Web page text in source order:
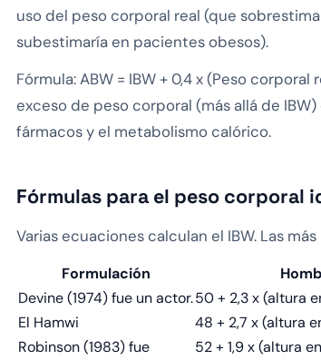
uso del peso corporal real (que
subestimaría en pacientes obesos).
Fórmula: ABW = IBW + 0,4 x (Peso
exceso de peso corporal (más allá de
fármacos y el metabolismo calórico.
Fórmulas para el peso corporal
Varias ecuaciones calculan el IBW. Las
Formulación
Devine (1974) fue un actor.50 + 2,3 x (altura
El Hamwi
48 + 2,7 x (altura
Robinson (1983) fue
52 + 1,9 x (altura